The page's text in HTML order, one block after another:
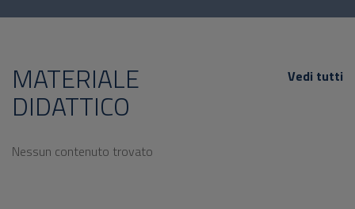
MATERIALE
DIDATTICO
Vedi tutti
Nessun contenuto trovato